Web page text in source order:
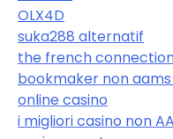
OLX4D
suka288 alternatif
the french
bookmaker non
online casino
i migliori casino non